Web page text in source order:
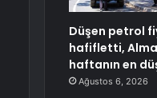
Düşen petrol
hafifletti,
haftanın en
Ağustos 6, 2026